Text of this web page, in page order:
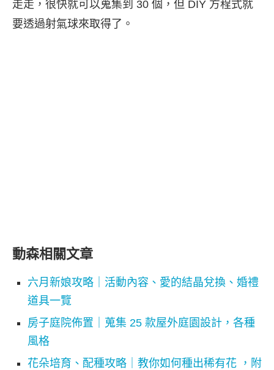
走走，很快就可以蒐集到 30 個，但 DIY 方程式就
要透過射氣球來取得了。
動森相關文章
六月新娘攻略｜活動內容、愛的結晶兌換、婚禮
道具一覽
房子庭院佈置｜蒐集 25 款屋外庭園設計，各種
風格
花朵培育、配種攻略｜教你如何種出稀有花 ，附